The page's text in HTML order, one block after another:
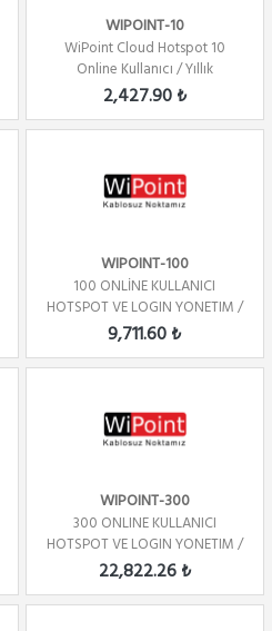
WIPOINT-10
WiPoint Cloud Hotspot 10
Online Kullanıcı / Yıllık
2,427.90 ₺
WIPOINT-100
100 ONLİNE KULLANICI
HOTSPOT VE LOGIN YONETIM /
YILLIK
9,711.60 ₺
WIPOINT-300
300 ONLINE KULLANICI
HOTSPOT VE LOGIN YONETIM /
YILLIK
22,822.26 ₺